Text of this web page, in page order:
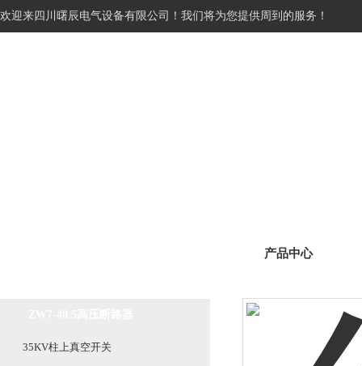
欢迎来四川曙辰电气设备有限公司！我们将为您提供周到的服务！
35KV柱上真空开关
产品中心